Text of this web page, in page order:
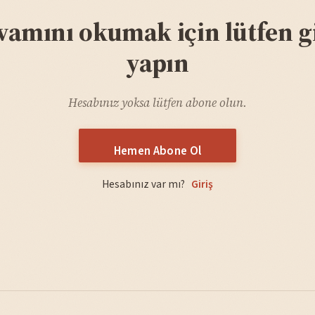
okumak için lütfen
yapın
Hesabınız yoksa lütfen abone olun.
Hemen Abone Ol
Hesabınız var mı? Giriş